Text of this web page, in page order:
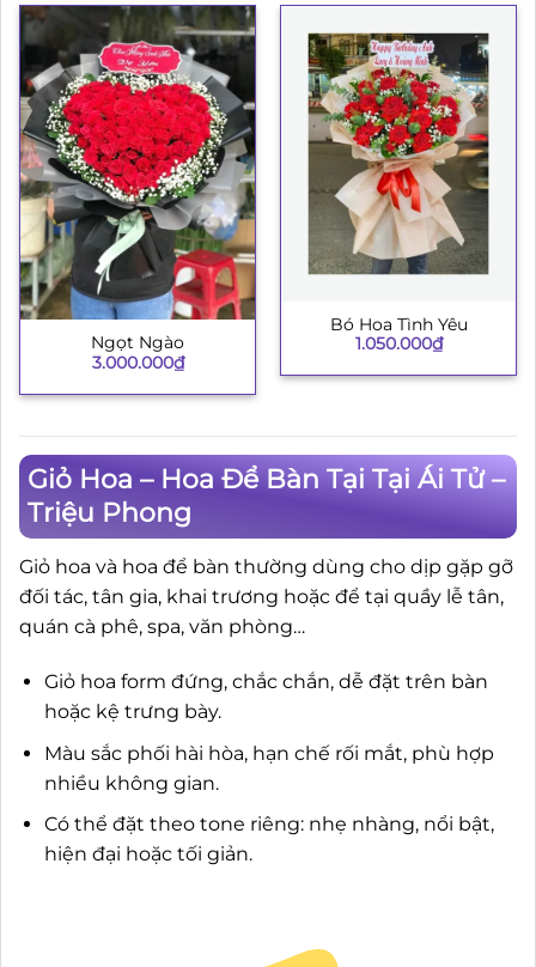
Ngọt Ngào
3.000.000₫
Bó Hoa Tình Yêu
1.050.000₫
Giỏ Hoa – Hoa Để Bàn Tại Tại Ái Tử –
Triệu Phong
Giỏ hoa và hoa để bàn thường dùng cho dịp gặp gỡ
đối tác, tân gia, khai trương hoặc để tại quầy lễ tân,
quán cà phê, spa, văn phòng…
Giỏ hoa form đứng, chắc chắn, dễ đặt trên bàn
hoặc kệ trưng bày.
Màu sắc phối hài hòa, hạn chế rối mắt, phù hợp
nhiều không gian.
Có thể đặt theo tone riêng: nhẹ nhàng, nổi bật,
hiện đại hoặc tối giản.